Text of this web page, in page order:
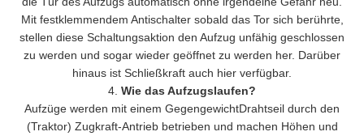
Mit festklemmendem Antischalter sobald das Tor sich berührte,
stellen diese Schaltungsaktion den Aufzug unfähig geschlossen
zu werden und sogar wieder geöffnet zu werden her. Darüber
hinaus ist Schließkraft auch hier verfügbar.
4. Wie das Aufzugslaufen?
Aufzüge werden mit einem GegengewichtDrahtseil durch den
(Traktor) Zugkraft-Antrieb betrieben und machen Höhen und